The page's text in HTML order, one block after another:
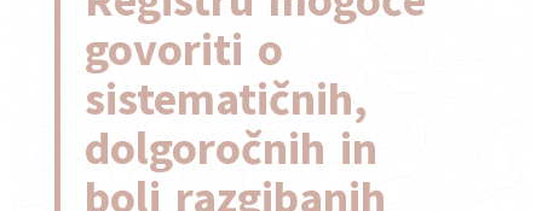
govoriti o
sistematičnih,
dolgoročnih in
bolj razgibanih